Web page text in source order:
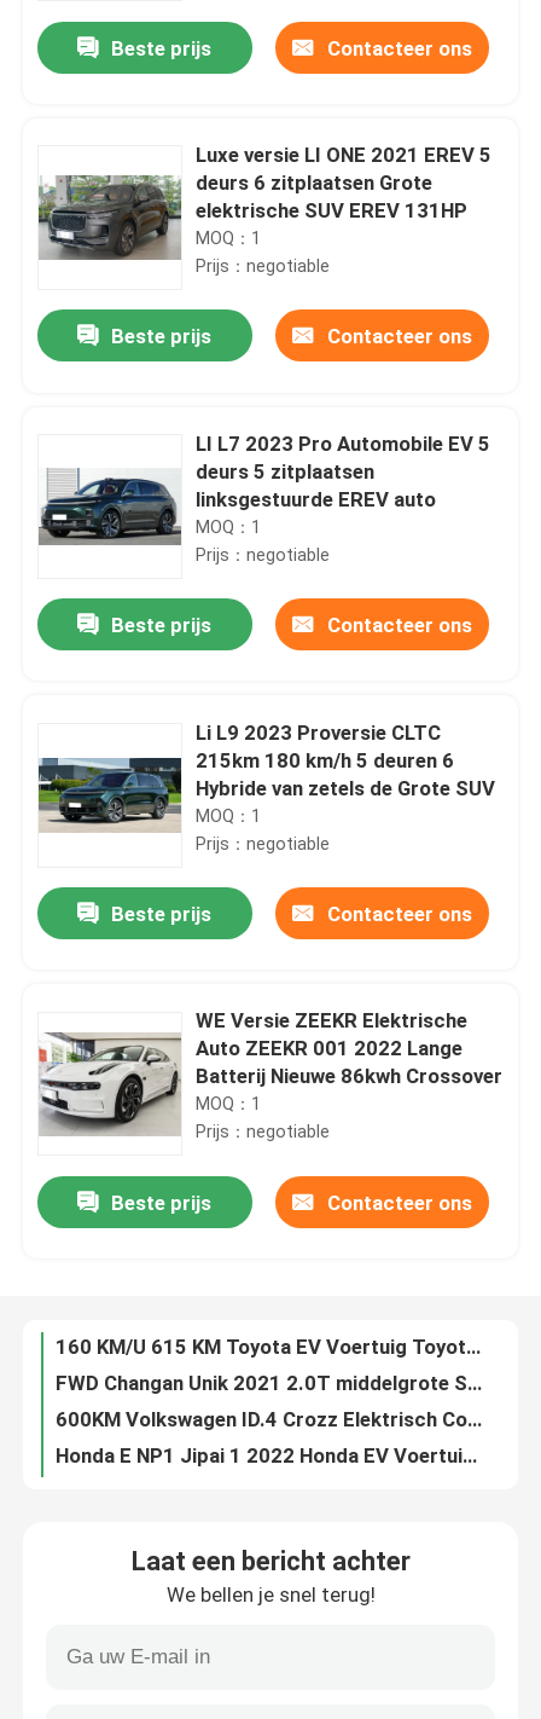
Producten
Video's
Kwaliteitscontrole
Neem contact met ons op
Vraag een offerte
Beste prijs Contacteer ons
Luxe versie LI ONE 2021 EREV 5
deurs 6 zitplaatsen Grote
elektrische SUV EREV 131HP
MOQ：1
Prijs：negotiable
Beste prijs Contacteer ons
LI L7 2023 Pro Automobile EV 5
deurs 5 zitplaatsen
linksgestuurde EREV auto
MOQ：1
Prijs：negotiable
Beste prijs Contacteer ons
Li L9 2023 Proversie CLTC
215km 180 km/h 5 deuren 6
Hybride van zetels de Grote SUV
MOQ：1
Prijs：negotiable
Beste prijs Contacteer ons
WE Versie ZEEKR Elektrische
Auto ZEEKR 001 2022 Lange
Batterij Nieuwe 86kwh Crossover
MOQ：1
Prijs：negotiable
Beste prijs Contacteer ons160 KM/U 615 KM Toyota EV Voertuig Toyota BZ4X Elektrische Mid Size SUV
Hybride Toyota Camry 2021 Dual Engine 2.5HG Deluxe Edition medium auto
HOWO Tractor Truck 2020 Tweedehands Aanhangwagen Truck 6x4 420pk
Hybride BYD Elektrisch voertuig E-CVT BYD Song Plus EV 2021 DM-I 110KM Vlaggenschipversie
CLTC 460km Mei 580 van de de Auto Volledige Lading van Aion Elektrische de Massa2135kg 100kw Zuivere Elektrische Auto's
Laat een bericht achter
We bellen je snel terug!